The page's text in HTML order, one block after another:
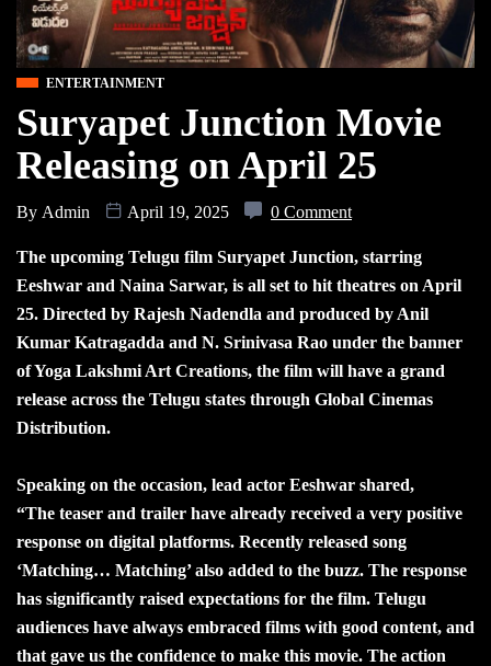
ENTERTAINMENT
Suryapet Junction Movie
Releasing on April 25
By Admin April 19, 2025 0 Comment
The upcoming Telugu film Suryapet Junction, starring
Eeshwar and Naina Sarwar, is all set to hit theatres on April
25. Directed by Rajesh Nadendla and produced by Anil
Kumar Katragadda and N. Srinivasa Rao under the banner
of Yoga Lakshmi Art Creations, the film will have a grand
release across the Telugu states through Global Cinemas
Distribution.
Speaking on the occasion, lead actor Eeshwar shared,
“The teaser and trailer have already received a very positive
response on digital platforms. Recently released song
‘Matching… Matching’ also added to the buzz. The response
has significantly raised expectations for the film. Telugu
audiences have always embraced films with good content, and
that gave us the confidence to make this movie. The action